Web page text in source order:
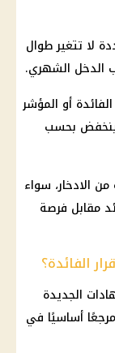
لا تتغير طوال
الدخل الشهري.
أو المؤشر
ينخفض بحسب
من الادخار، سواء
مقابل فرصة
الفائدة؟
الجديدة
أساسيًا في